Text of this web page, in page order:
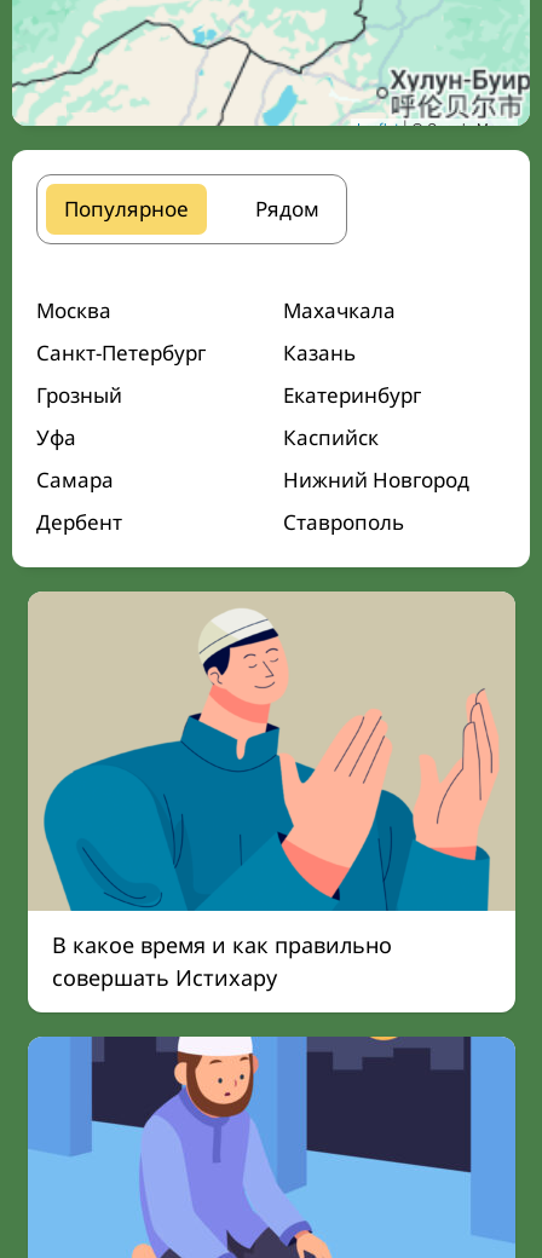
Leaflet| © Google Maps
Популярное Рядом
Москва
Махачкала
Санкт-Петербург
Казань
Грозный
Екатеринбург
Уфа
Каспийск
Самара
Нижний Новгород
Дербент
Ставрополь
В какое время и как правильно
совершать Истихару